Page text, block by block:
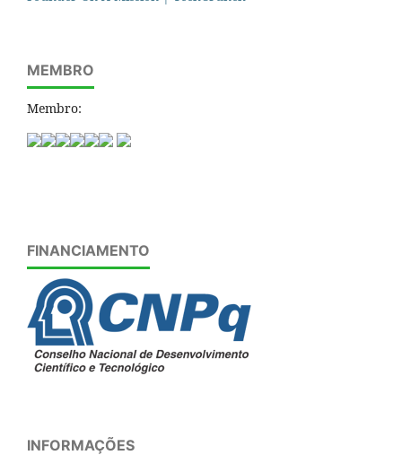
MEMBRO
Membro:
FINANCIAMENTO
INFORMAÇÕES